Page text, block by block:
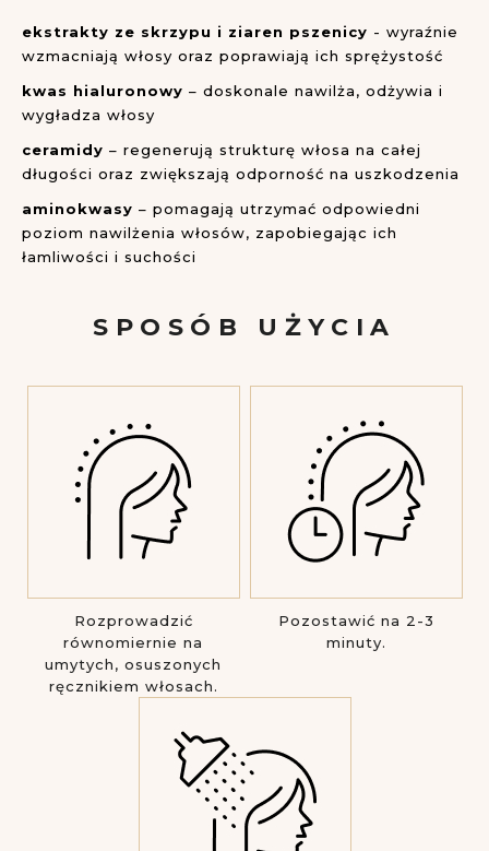
ekstrakty ze skrzypu i ziaren pszenicy - wyraźnie
wzmacniają włosy oraz poprawiają ich sprężystość
kwas hialuronowy – doskonale nawilża, odżywia i
wygładza włosy
ceramidy – regenerują strukturę włosa na całej
długości oraz zwiększają odporność na uszkodzenia
aminokwasy – pomagają utrzymać odpowiedni
poziom nawilżenia włosów, zapobiegając ich
łamliwości i suchości
SPOSÓB UŻYCIA
Rozprowadzić
równomiernie na
umytych, osuszonych
ręcznikiem włosach.
Pozostawić na 2-3
minuty.